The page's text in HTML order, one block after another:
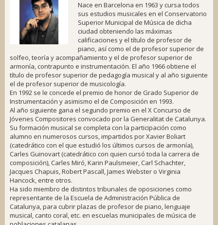
Nace en Barcelona en 1963 y cursa todos
sus estudios musicales en el Conservatorio
Superior Municipal de Música de dicha
ciudad obteniendo las máximas
calificaciones y el título de profesor de
piano, así como el de profesor superior de
solfeo, teoría y acompañamiento y el de profesor superior de
armonía, contrapunto e instrumentación. El año 1966 obtiene el
título de profesor superior de pedagogía musical y al año siguiente
el de profesor superior de musicología.
En 1992 se le concede el premio de honor de Grado Superior de
Instrumentación y asimismo el de Composición en 1993.
Al año siguiente gana el segundo premio en el X Concurso de
Jóvenes Compositores convocado por la Generalitat de Catalunya.
Su formación musical se completa con la participación como
alumno en numerosos cursos, impartidos por Xavier Boliart
(catedrático con el que estudió los últimos cursos de armonía),
Carles Guinovart (catedrático con quien cursó toda la carrera de
composición), Carles Miró, Karin Paulsmeier, Carl Schachter,
Jacques Chapuis, Robert Pascall, James Webster o Virginia
Hancock, entre otros.
Ha sido miembro de distintos tribunales de oposiciones como
representante de la Escuela de Administración Pública de
Catalunya, para cubrir plazas de profesor de piano, lenguaje
musical, canto coral, etc. en escuelas municipales de música de